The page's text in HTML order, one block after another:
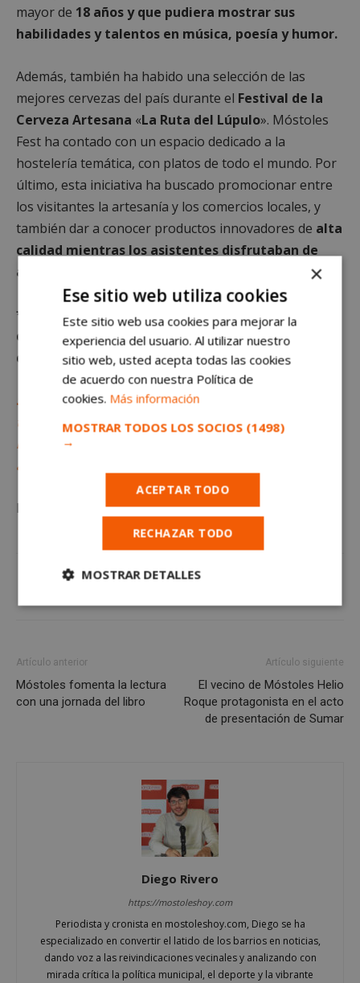
mayor de 18 años y que pudiera mostrar sus
habilidades y talentos en música, poesía y humor.
Además, también ha habido una selección de las
mejores cervezas del país durante el Festival de la
Cerveza Artesana «La Ruta del Lúpulo». Móstoles
Fest ha contado con un espacio dedicado a la
hostelería temática, con platos de todo el mundo. Por
último, esta iniciativa ha buscado promocionar entre
los visitantes la artesanía y los comercios locales, y
también dar a conocer productos innovadores de alta
calidad mientras los asistentes disfrutaban de
actuaciones en directo
*Queda terminantemente prohibido el uso o
distribución sin previo consentimiento del texto o
de las imágenes que aparecen en este artículo.
Sigue al minuto todas las noticias de Móstoles a
través del canal de Telegram de
mostoleshoy.com. Suscríbete gratis haciendo clic
aquí
La actualidad de Móstolesenmostoleshoy.com
Artículo anterior
Móstoles fomenta la lectura
con una jornada del libro
Artículo siguiente
El vecino de Móstoles Helio
Roque protagonista en el acto
de presentación de Sumar
Diego Rivero
https://mostoleshoy.com
Periodista y cronista en mostoleshoy.com, Diego se ha
especializado en convertir el latido de los barrios en noticias,
dando voz a las reivindicaciones vecinales y analizando con
mirada crítica la política municipal, el deporte y la vibrante
×
Ese sitio web utiliza cookies
Este sitio web usa cookies para mejorar la
experiencia del usuario. Al utilizar nuestro
sitio web, usted acepta todas las cookies
de acuerdo con nuestra Política de
cookies. Más información
MOSTRAR TODOS LOS SOCIOS (1498)
→
ACEPTAR TODO
RECHAZAR TODO
MOSTRAR DETALLES
Cookies
Cookies de
Cookies de
preferencias
Cookies de
funcionalidad
Cookies estrictamente necesarias
Cookies de rendimiento
Cookies de preferencias
Cookies de funcionalidad
Cookies no clasificadas